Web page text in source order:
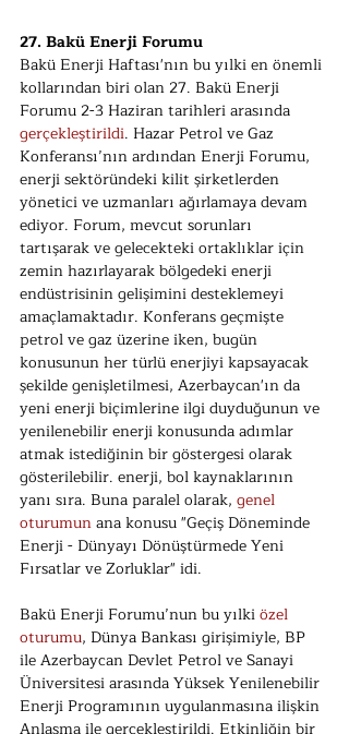
27. Bakü Enerji Forumu
Bakü Enerji Haftası'nın bu yılki en önemli
kollarından biri olan 27. Bakü Enerji
Forumu 2-3 Haziran tarihleri arasında
gerçekleştirildi. Hazar Petrol ve Gaz
Konferansı’nın ardından Enerji Forumu,
enerji sektöründeki kilit şirketlerden
yönetici ve uzmanları ağırlamaya devam
ediyor. Forum, mevcut sorunları
tartışarak ve gelecekteki ortaklıklar için
zemin hazırlayarak bölgedeki enerji
endüstrisinin gelişimini desteklemeyi
amaçlamaktadır. Konferans geçmişte
petrol ve gaz üzerine iken, bugün
konusunun her türlü enerjiyi kapsayacak
şekilde genişletilmesi, Azerbaycan'ın da
yeni enerji biçimlerine ilgi duyduğunun ve
yenilenebilir enerji konusunda adımlar
atmak istediğinin bir göstergesi olarak
gösterilebilir. enerji, bol kaynaklarının
yanı sıra. Buna paralel olarak, genel
oturumun ana konusu "Geçiş Döneminde
Enerji - Dünyayı Dönüştürmede Yeni
Fırsatlar ve Zorluklar" idi.
Bakü Enerji Forumu’nun bu yılki özel
oturumu, Dünya Bankası girişimiyle, BP
ile Azerbaycan Devlet Petrol ve Sanayi
Üniversitesi arasında Yüksek Yenilenebilir
Enerji Programının uygulanmasına ilişkin